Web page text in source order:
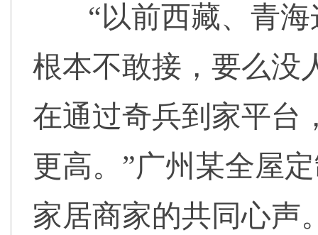
“以前西藏、青
根本不敢接，要么没
在通过奇兵到家平台
更高。”广州某全屋
家居商家的共同心声